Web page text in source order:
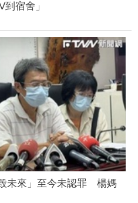
宿舍」
未來」至今未認罪 楊媽